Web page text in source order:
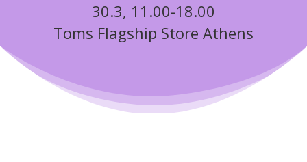
30.3, 11.00-18.00
Toms Flagship Store Athens